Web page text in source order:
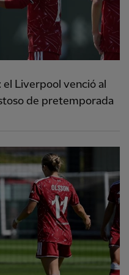
Liverpool venció al
de pretemporada